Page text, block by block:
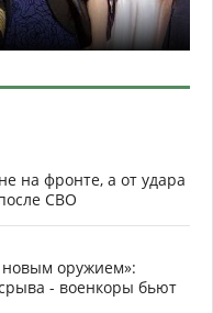
на фронте, а от удара
СВО
оружием»:
- военкоры бьют